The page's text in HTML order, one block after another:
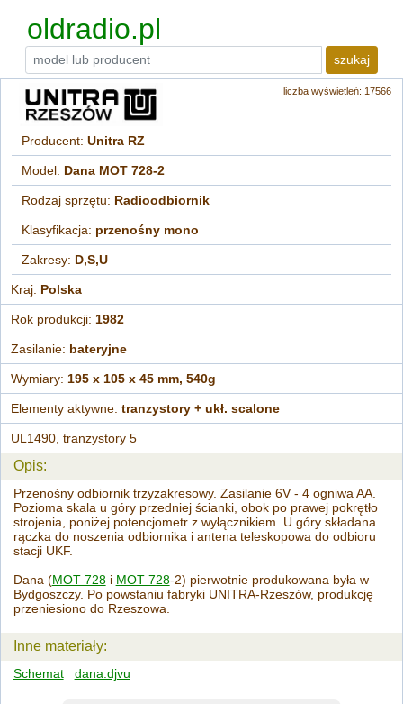
oldradio.pl
szukaj
liczba wyświetleń: 17566
Producent:Unitra RZ
Model: Dana MOT 728-2
Rodzaj sprzętu: Radioodbiornik
Klasyfikacja: przenośny mono
Zakresy: D,S,U
Kraj: Polska
Rok produkcji: 1982
Zasilanie: bateryjne
Wymiary: 195 x 105 x 45 mm, 540g
Elementy aktywne:tranzystory + ukł. scalone
UL1490, tranzystory 5
Opis:
Przenośny odbiornik trzyzakresowy. Zasilanie 6V - 4 ogniwa AA.
Pozioma skala u góry przedniej ścianki, obok po prawej pokrętło
strojenia, poniżej potencjometr z wyłącznikiem. U góry składana
rączka do noszenia odbiornika i antena teleskopowa do odbioru
stacji UKF.
Dana (MOT 728i MOT 728-2) pierwotnie produkowana była w
Bydgoszczy. Po powstaniu fabryki UNITRA-Rzeszów, produkcję
przeniesiono do Rzeszowa.
Inne materiały:
Schemat dana.djvu